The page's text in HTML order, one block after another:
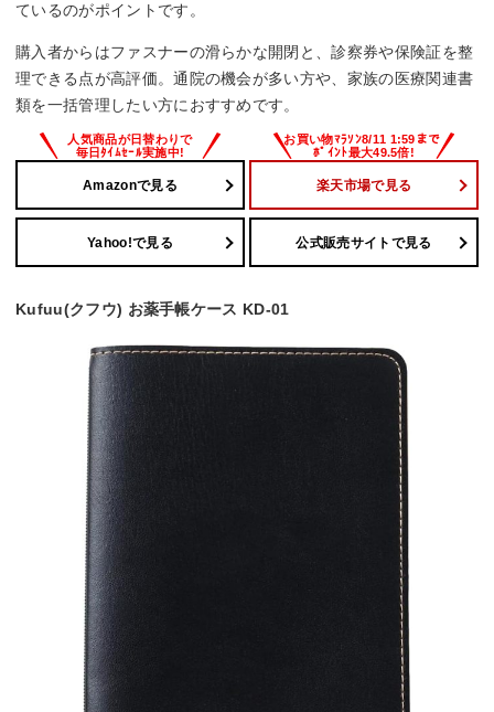
ているのがポイントです。
購入者からはファスナーの滑らかな開閉と、診察券や保険証を整
理できる点が高評価。通院の機会が多い方や、家族の医療関連書
類を一括管理したい方におすすめです。
Amazonで見る 楽天市場で見る
Yahoo!で見る 公式販売サイトで見る
Kufuu(クフウ) お薬手帳ケース KD-01